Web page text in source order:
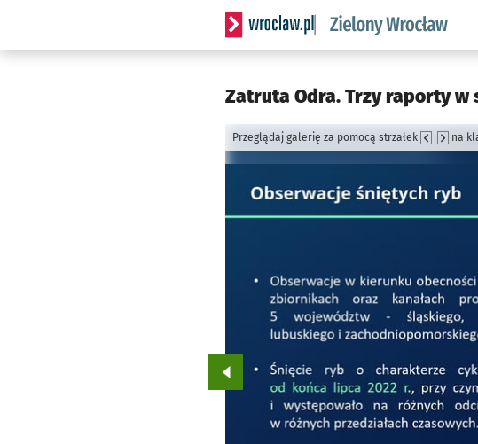
Serwis informacyjny wroclaw.pl
Zatruta Odra. Trzy raporty
Przeglądaj galerię za pomocą strzałek na
Przejdź do poprzedniego zdjęcia.